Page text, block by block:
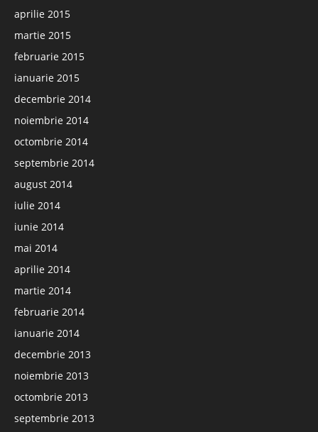
aprilie 2015
martie 2015
februarie 2015
ianuarie 2015
decembrie 2014
noiembrie 2014
octombrie 2014
septembrie 2014
august 2014
iulie 2014
iunie 2014
mai 2014
aprilie 2014
martie 2014
februarie 2014
ianuarie 2014
decembrie 2013
noiembrie 2013
octombrie 2013
septembrie 2013